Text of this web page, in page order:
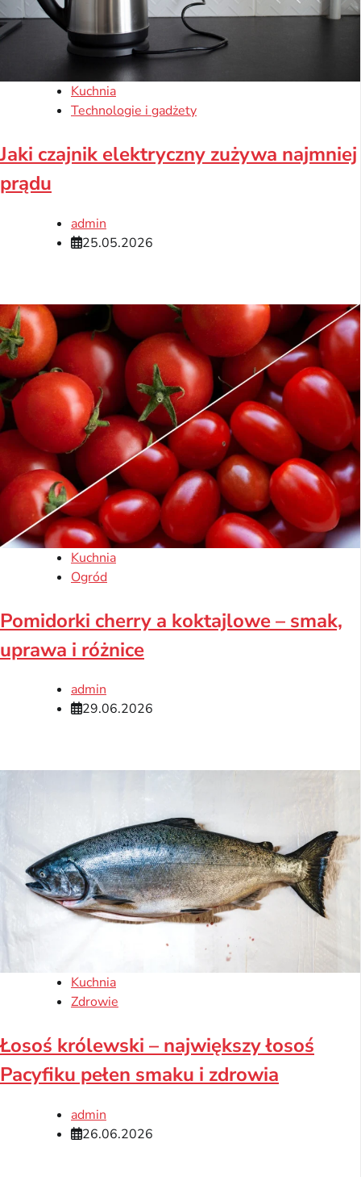
Kuchnia
Technologie i gadżety
Jaki czajnik elektryczny zużywa najmniej
prądu
admin
25.05.2026
Kuchnia
Ogród
Pomidorki cherry a koktajlowe – smak,
uprawa i różnice
admin
29.06.2026
Kuchnia
Zdrowie
Łosoś królewski – największy łosoś
Pacyfiku pełen smaku i zdrowia
admin
26.06.2026